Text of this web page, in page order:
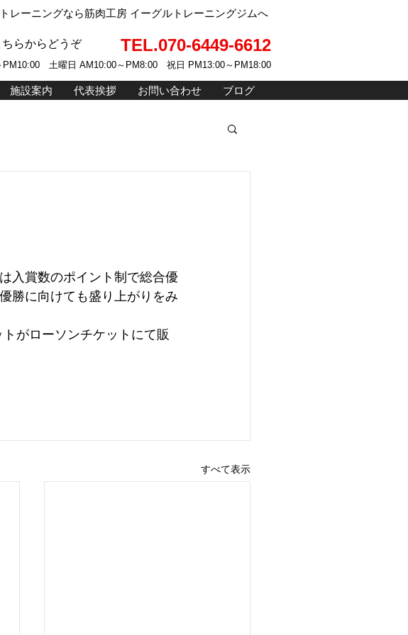
レーニングなら筋肉工房 イーグルトレーニングジムへ
TEL.070-6449-6612
らからどうぞ
PM10:00 土曜日 AM10:00～PM8:00 祝日 PM13:00～PM18:00
施設案内 代表挨拶 お問い合わせ ブログ
入賞数のポイント制で総合優
勝に向けても盛り上がりをみ
がローソンチケットにて販
すべて表示